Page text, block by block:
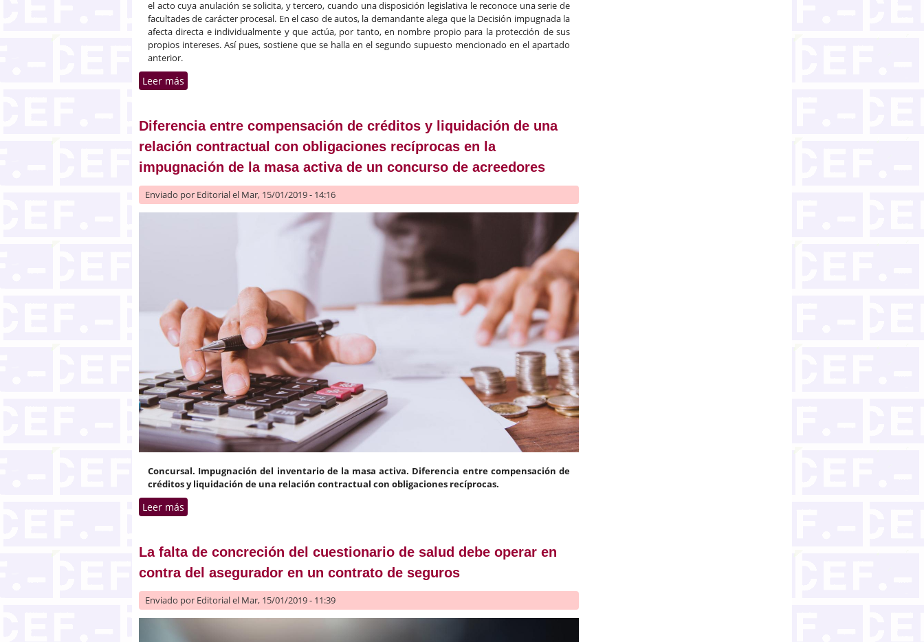
el acto cuya anulación se solicita, y tercero, cuando una disposición legislativa le reconoce una serie de
facultades de carácter procesal. En el caso de autos, la demandante alega que la Decisión impugnada la
afecta directa e individualmente y que actúa, por tanto, en nombre propio para la protección de sus
propios intereses. Así pues, sostiene que se halla en el segundo supuesto mencionado en el apartado
anterior.
Leer más
Diferencia entre compensación de créditos y liquidación de una
relación contractual con obligaciones recíprocas en la
impugnación de la masa activa de un concurso de acreedores
Enviado por Editorialel Mar, 15/01/2019 - 14:16
Concursal. Impugnación del inventario de la masa activa. Diferencia entre compensación de
créditos y liquidación de una relación contractual con obligaciones recíprocas.
Leer más
La falta de concreción del cuestionario de salud debe operar en
contra del asegurador en un contrato de seguros
Enviado por Editorialel Mar, 15/01/2019 - 11:39